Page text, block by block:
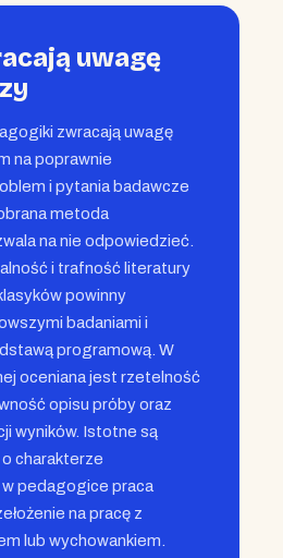
uwagę
zwracają uwagę
na poprawnie
i pytania badawcze
metoda
na nie odpowiedzieć.
i trafność literatury
powinny
badaniami i
programową. W
oceniana jest rzetelność
opisu próby oraz
wyników. Istotne są
charakterze
pedagogice praca
na pracę z
lub wychowankiem.